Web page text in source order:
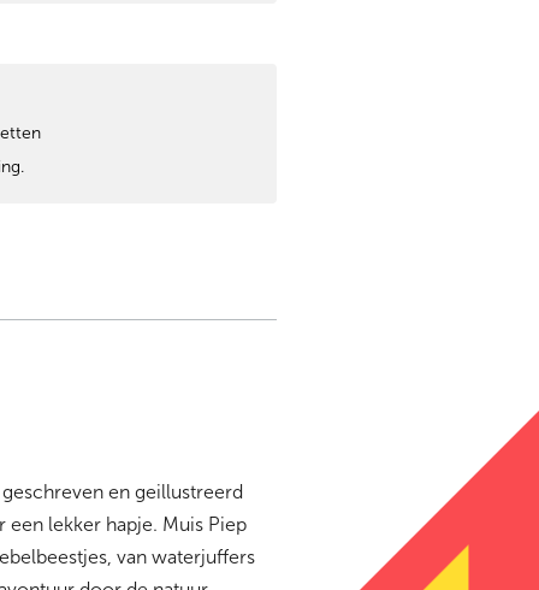
en geillustreerd
lekker hapje. Muis Piep
van waterjuffers